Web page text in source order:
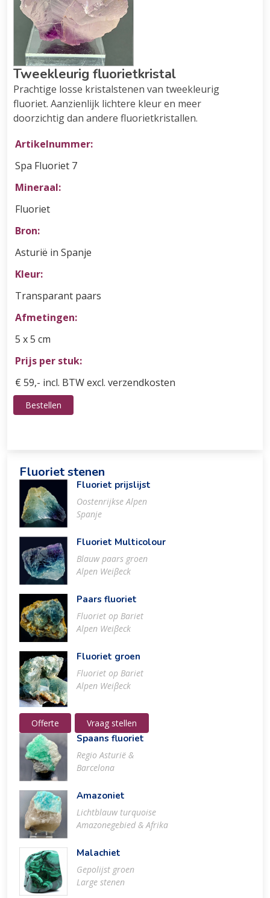
Tweekleurig fluorietkristal
Prachtige losse kristalstenen van tweekleurig
fluoriet. Aanzienlijk lichtere kleur en meer
doorzichtig dan andere fluorietkristallen.
Artikelnummer:
Spa Fluoriet 7
Mineraal:
Fluoriet
Bron:
Asturië in Spanje
Kleur:
Transparant paars
Afmetingen:
5 x 5 cm
Prijs per stuk:
€ 59,- incl. BTW excl. verzendkosten
Bestellen
Fluoriet stenen
Fluoriet prijslijst
Oostenrijkse Alpen
Spanje
Fluoriet Multicolour
Blauw paars groen
Alpen Weiβeck
Paars fluoriet
Fluoriet op Bariet
Alpen Weiβeck
Fluoriet groen
Fluoriet op Bariet
Alpen Weiβeck
Offerte Vraag stellen
Spaans fluoriet
Regio Asturië &
Barcelona
Amazoniet
Lichtblauw turquoise
Amazonegebied & Afrika
Malachiet
Gepolijst groen
Large stenen